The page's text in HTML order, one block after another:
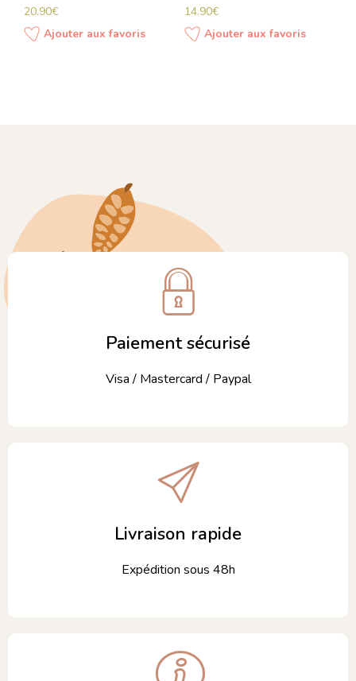
20.90€
Ajouter aux favoris
14.90€
Ajouter aux favoris
Paiement sécurisé
Visa / Mastercard / Paypal
Livraison rapide
Expédition sous 48h